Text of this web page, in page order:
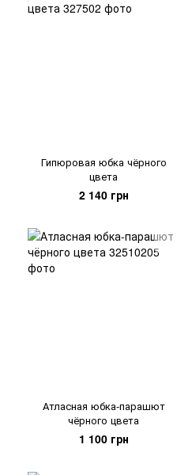
Гипюровая юбка чёрного
цвета
2 140 грн
Атласная юбка-парашют
чёрного цвета
1 100 грн